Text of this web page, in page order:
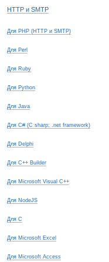
HTTP и SMTP
Для PHP (HTTP и SMTP)
Для Perl
Для Ruby
Для Python
Для Java
Для C# (C sharp; .net framework)
Для Delphi
Для C++ Builder
Для Microsoft Visual C++
Для NodeJS
Для С
Для Microsoft Excel
Для Microsoft Access